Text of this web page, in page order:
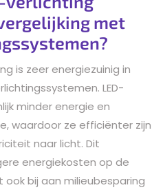
met
is zeer energiezuinig in
LED-
minder energie en
waardoor ze efficiënter zijn
naar licht. Dit
energiekosten op de
bij aan milieubesparing